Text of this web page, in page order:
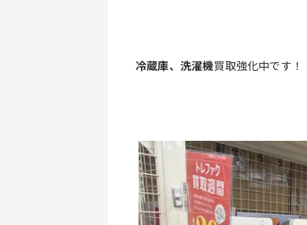
冷蔵庫、洗濯機買取強化中です！